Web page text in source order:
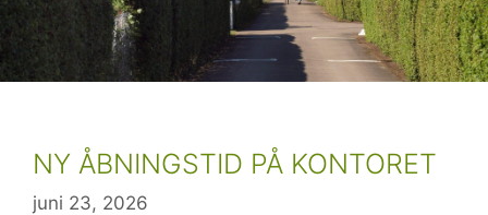
NY ÅBNINGSTID PÅ KONTORET
juni 23, 2026